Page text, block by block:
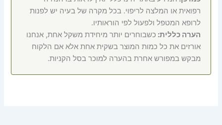
רפואית או המלצה לריפוי. בכל מקרה של בעיה יש לפנות
לרופא המטפל ולפעול לפי הוראותיו.
הערה כללית: כשבוחרים יותר מיחידת משקל אחת, אנחנו
אורזים את כל כמות המוצר בשקית אחת אלא אם הלקוח
מבקש במפורש אחרת בהערה למוכר בסל הקניות.